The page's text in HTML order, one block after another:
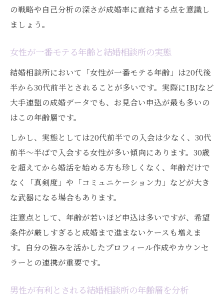
の戦略や自己分析の深さが成婚率に直結する点を意識し
ましょう。
女性が一番モテる年齢と結婚相談所の実態
結婚相談所において「女性が一番モテる年齢」は20代後
半から30代前半とされることが多いです。実際にIBJなど
大手連盟の成婚データでも、お見合い申込が最も多いの
はこの年齢層です。
しかし、実態としては20代前半での入会は少なく、30代
前半〜半ばで入会する女性が多い傾向にあります。30歳
を超えてから婚活を始める方も珍しくなく、年齢だけで
なく「真剣度」や「コミュニケーション力」などが大き
な武器になる場合もあります。
注意点として、年齢が若いほど申込は多いですが、希望
条件が厳しすぎると成婚まで進まないケースも増えま
す。自分の強みを活かしたプロフィール作成やカウンセ
ラーとの連携が重要です。
男性が有利とされる結婚相談所の年齢層を分析